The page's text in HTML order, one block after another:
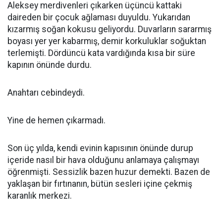
Aleksey merdivenleri çıkarken üçüncü kattaki
daireden bir çocuk ağlaması duyuldu. Yukarıdan
kızarmış soğan kokusu geliyordu. Duvarların sararmış
boyası yer yer kabarmış, demir korkuluklar soğuktan
terlemişti. Dördüncü kata vardığında kısa bir süre
kapının önünde durdu.
Anahtarı cebindeydi.
Yine de hemen çıkarmadı.
Son üç yılda, kendi evinin kapısının önünde durup
içeride nasıl bir hava olduğunu anlamaya çalışmayı
öğrenmişti. Sessizlik bazen huzur demekti. Bazen de
yaklaşan bir fırtınanın, bütün sesleri içine çekmiş
karanlık merkezi.